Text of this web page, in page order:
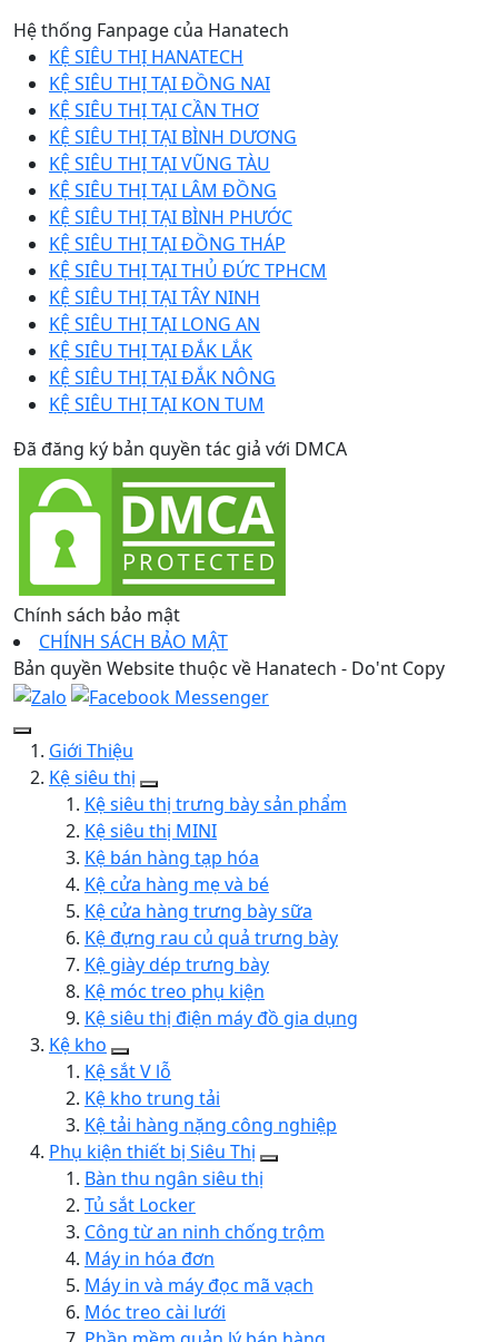
Hệ thống Fanpage của Hanatech
KỆ SIÊU THỊ HANATECH
KỆ SIÊU THỊ TẠI ĐỒNG NAI
KỆ SIÊU THỊ TẠI CẦN THƠ
KỆ SIÊU THỊ TẠI BÌNH DƯƠNG
KỆ SIÊU THỊ TẠI VŨNG TÀU
KỆ SIÊU THỊ TẠI LÂM ĐỒNG
KỆ SIÊU THỊ TẠI BÌNH PHƯỚC
KỆ SIÊU THỊ TẠI ĐỒNG THÁP
KỆ SIÊU THỊ TẠI THỦ ĐỨC TPHCM
KỆ SIÊU THỊ TẠI TÂY NINH
KỆ SIÊU THỊ TẠI LONG AN
KỆ SIÊU THỊ TẠI ĐẮK LẮK
KỆ SIÊU THỊ TẠI ĐẮK NÔNG
KỆ SIÊU THỊ TẠI KON TUM
Đã đăng ký bản quyền tác giả với DMCA
Chính sách bảo mật
CHÍNH SÁCH BẢO MẬT
Bản quyền Website thuộc về Hanatech - Do'nt Copy
Giới Thiệu
Kệ siêu thị
Kệ siêu thị trưng bày sản phẩm
Kệ siêu thị MINI
Kệ bán hàng tạp hóa
Kệ cửa hàng mẹ và bé
Kệ cửa hàng trưng bày sữa
Kệ đựng rau củ quả trưng bày
Kệ giày dép trưng bày
Kệ móc treo phụ kiện
Kệ siêu thị điện máy đồ gia dụng
Kệ kho
Kệ sắt V lỗ
Kệ kho trung tải
Kệ tải hàng nặng công nghiệp
Phụ kiện thiết bị Siêu Thị
Bàn thu ngân siêu thị
Tủ sắt Locker
Công từ an ninh chống trộm
Máy in hóa đơn
Máy in và máy đọc mã vạch
Móc treo cài lưới